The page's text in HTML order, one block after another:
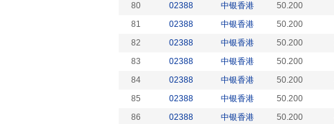
80
02388 中银香港 50.200
81
02388 中银香港 50.200
82
02388 中银香港 50.200
83
02388 中银香港 50.200
84
02388 中银香港 50.200
85
02388 中银香港 50.200
86
02388 中银香港 50.200